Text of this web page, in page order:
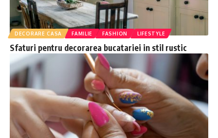
DECORARE CASA FAMILIE FASHION LIFESTYLE
Sfaturi pentru decorarea bucatariei in stil rustic